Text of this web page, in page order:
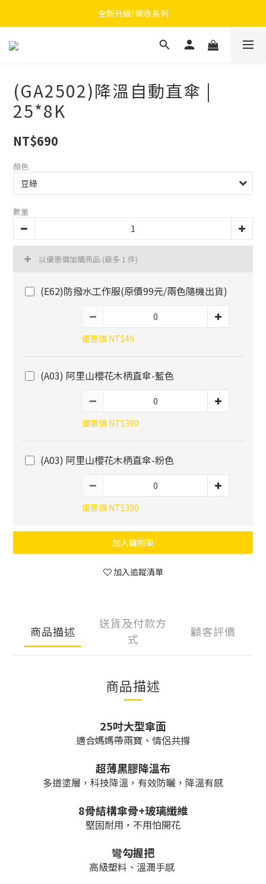
F.SEASONS x Baogani 最新聯名速穿側開雨衣
全新升級! 瞬收系列
F.SEASONS x Baogani 最新聯名速穿側開雨衣
(GA2502)降溫自動直傘 |
25*8K
NT$690
顏色
數量
以優惠價加購商品 (最多 1 件)
(E62)防撥水工作服(原價99元/兩色隨機出貨)
優惠價 NT$49
(A03) 阿里山櫻花木柄直傘-藍色
優惠價 NT$390
(A03) 阿里山櫻花木柄直傘-粉色
優惠價 NT$390
加入購物車
加入追蹤清單
商品描述
送貨及付款方
式
顧客評價
商品描述
25吋大型傘面
適合媽媽帶兩寶、情侶共撐
超薄黑膠降溫布
多道塗層，科技降溫，有效防曬，降溫有感
8骨結構傘骨+玻璃纖維
堅固耐用，不用怕開花
彎勾握把
高級塑料、溫潤手感